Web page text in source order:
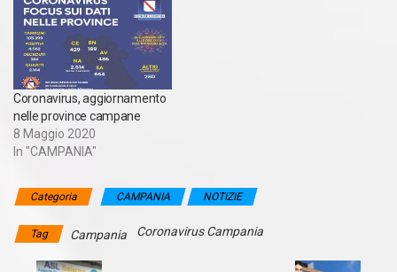
Coronavirus, aggiornamento
nelle province campane
8 Maggio 2020
In "CAMPANIA"
Categoria CAMPANIA NOTIZIE
Tag Campania Coronavirus Campania